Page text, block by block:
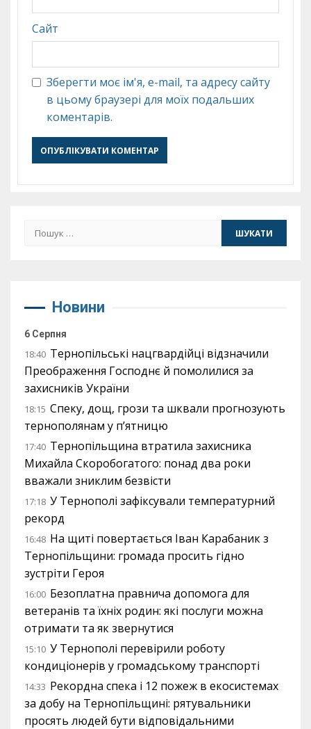
Сайт
Зберегти моє ім'я, e-mail, та адресу сайту
в цьому браузері для моїх подальших
коментарів.
Пошук:
Новини
6 Серпня
18:40 Тернопільські нацгвардійці відзначили
Преображення Господнє й помолилися за
захисників України
18:15 Спеку, дощ, грози та шквали прогнозують
тернополянам у п’ятницю
17:40 Тернопільщина втратила захисника
Михайла Скоробогатого: понад два роки
вважали зниклим безвісти
17:18 У Тернополі зафіксували температурний
рекорд
16:48 На щиті повертається Іван Карабаник з
Тернопільщини: громада просить гідно
зустріти Героя
16:00 Безоплатна правнича допомога для
ветеранів та їхніх родин: які послуги можна
отримати та як звернутися
15:10 У Тернополі перевірили роботу
кондиціонерів у громадському транспорті
14:33 Рекордна спека і 12 пожеж в екосистемах
за добу на Тернопільщині: рятувальники
просять людей бути відповідальними